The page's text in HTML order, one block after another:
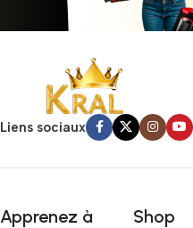
Liens sociaux
Apprenez à
Shop